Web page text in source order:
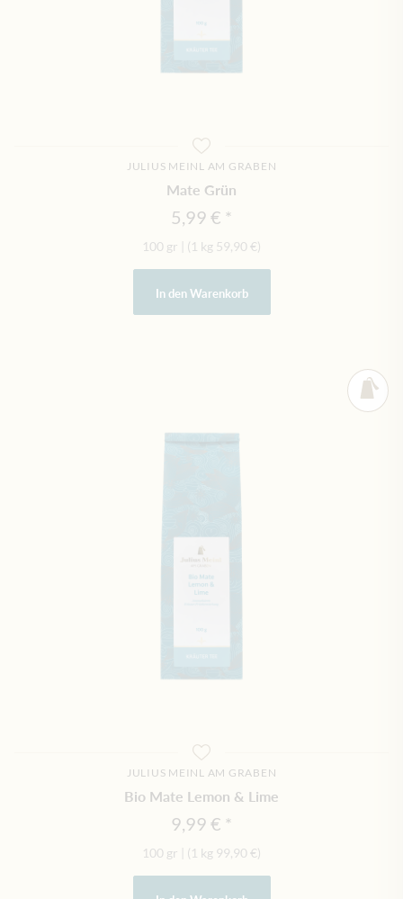
JULIUS MEINL AM GRABEN
Mate Grün
5,99 €
100 gr (1 kg 59,90 €)
In den Warenkorb
JULIUS MEINL AM GRABEN
Bio Mate Lemon & Lime
9,99 €
100 gr (1 kg 99,90 €)